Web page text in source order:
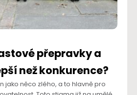
přepravky a
než konkurence?
jako něco zlého, a to hlavně pro